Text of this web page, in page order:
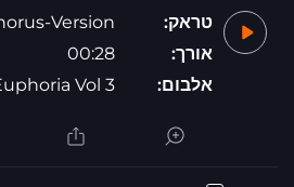
טראק:
Version
אורך:
00:28
אלבום:
Vol 3